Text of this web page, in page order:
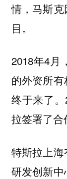
情，马斯
目。
2018年4月
的外资所
终于来了
拉签署了合
特斯拉上
研发创新